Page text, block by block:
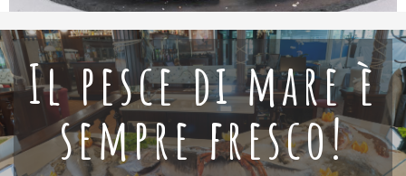
Il pesce di mare è
sempre fresco!